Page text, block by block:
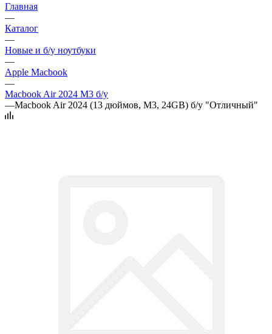
Главная
—
Каталог
—
Новые и б/у ноутбуки
—
Apple Macbook
—
Macbook Air 2024 M3 б/у
—Macbook Air 2024 (13 дюймов, M3, 24GB) б/у "Отличный"